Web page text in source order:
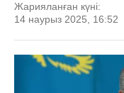
Жарияланған күні:
14 наурыз 2025, 16:52